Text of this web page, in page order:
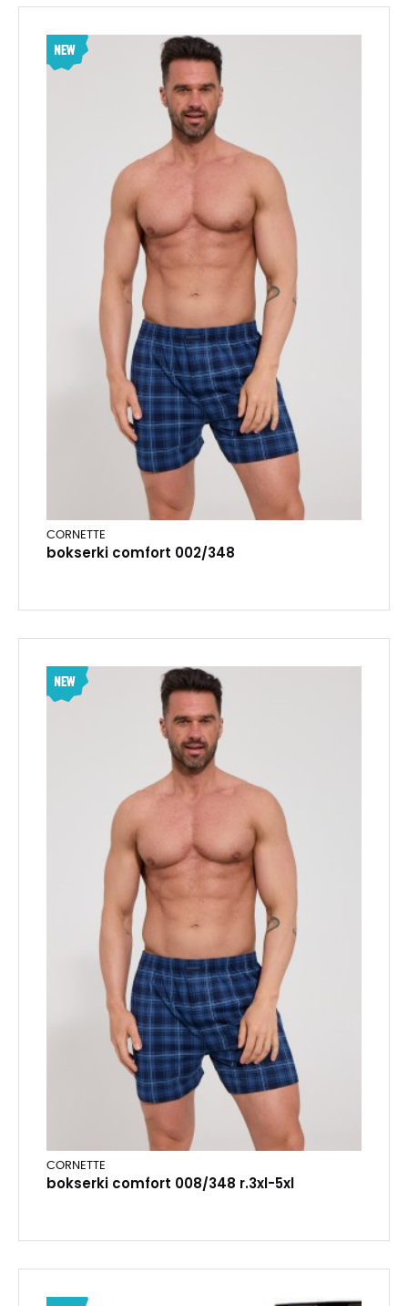
CORNETTE
bokserki comfort 002/348
CORNETTE
bokserki comfort 008/348 r.3xl-5xl